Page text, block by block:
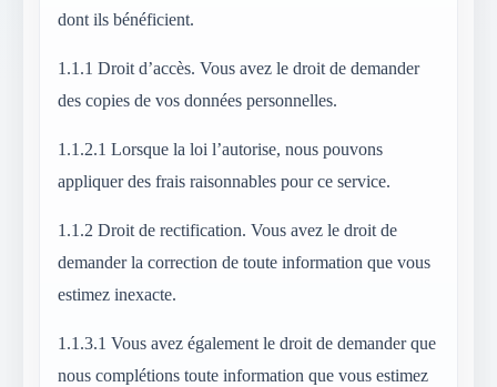
dont ils bénéficient.
1.1.1 Droit d’accès. Vous avez le droit de demander
des copies de vos données personnelles.
1.1.2.1 Lorsque la loi l’autorise, nous pouvons
appliquer des frais raisonnables pour ce service.
1.1.2 Droit de rectification. Vous avez le droit de
demander la correction de toute information que vous
estimez inexacte.
1.1.3.1 Vous avez également le droit de demander que
nous complétions toute information que vous estimez